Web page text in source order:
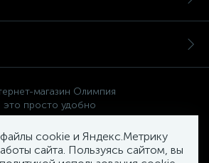
cookie и Яндекс.Метрику
сайта. Пользуясь сайтом, вы
магазин Олимпия
это просто удобно